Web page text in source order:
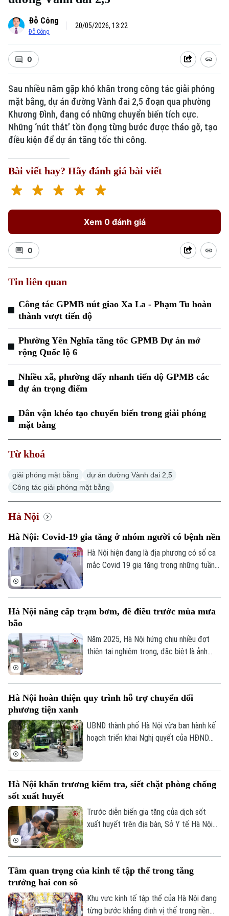
Xu hướng
Chuyên mục
Hà Nội
Chính trị
Hà Nội
Nhịp sống Hà Nội
Thế giới
Đỗ Công
Đỗ Công
20/05/2026, 13:22
0
Sau nhiều năm gặp khó khăn trong công tác giải phóng
mặt bằng, dự án đường Vành đai 2,5 đoạn qua phường
Khương Đình, đang có những chuyển biến tích cực.
Những ‘nút thắt’ tồn đọng từng bước được tháo gỡ, tạo
điều kiện để dự án tăng tốc thi công.
Bài viết hay? Hãy đánh giá bài viết
Xem 0 đánh giá
0
Tin liên quan
Công tác GPMB nút giao Xa La - Phạm Tu hoàn
thành vượt tiến độ
Phường Yên Nghĩa tăng tốc GPMB Dự án mở
rộng Quốc lộ 6
Nhiều xã, phường đẩy nhanh tiến độ GPMB các
dự án trọng điểm
Dân vận khéo tạo chuyển biến trong giải phóng
mặt bằng
Từ khoá
giải phóng mặt bằng
dự án đường Vành đai 2,5
Công tác giải phóng mặt bằng
Hà Nội
Hà Nội: Covid-19 gia tăng ở nhóm người có bệnh nền
Hà Nội hiện đang là địa phương có số ca
mắc Covid 19 gia tăng trong những tuần
nhóm người cao tuổi, người có nhiều bệnh
Hà Nội nâng cấp trạm bơm, đê điều trước mùa mưa
bão
Năm 2025, Hà Nội hứng chịu nhiều đợt
thiên tai nghiêm trọng, đặc biệt là ảnh
biệt bằng việc đầu tư nâng cấp hệ thống
phòng chống thiên tai trong mùa mưa lũ
2026.
Hà Nội hoàn thiện quy trình hỗ trợ chuyển đổi
phương tiện xanh
UBND thành phố Hà Nội vừa ban hành kế
hoạch triển khai Nghị quyết của HĐND
thời khuyến khích người dân sử dụng giao
Hà Nội khẩn trương kiểm tra, siết chặt phòng chống
sốt xuất huyết
Trước diễn biến gia tăng của dịch sốt
xuất huyết trên địa bàn, Sở Y tế Hà Nội
sẽ thành lập các đoàn kiểm tra, giám sát
phường.
Tầm quan trọng của kinh tế tập thể trong tăng
trưởng hai con số
Khu vực kinh tế tập thể của Hà Nội đang
từng bước khẳng định vị thế trong nền